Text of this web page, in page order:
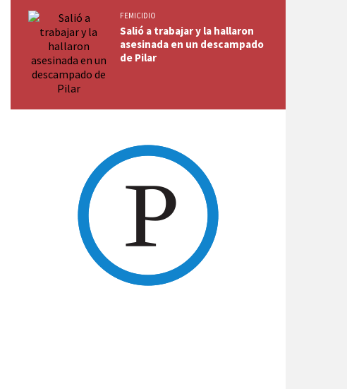
FEMICIDIO
Salió a trabajar y la hallaron
asesinada en un descampado
de Pilar